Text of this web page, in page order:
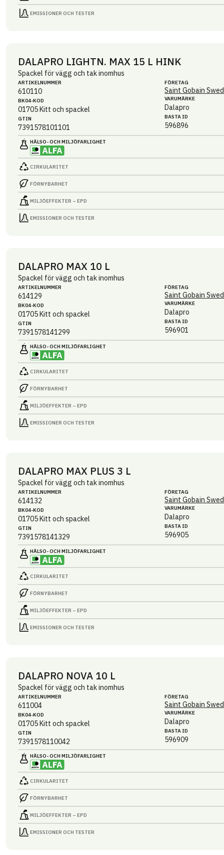
EMISSIONER OCH TESTER
DALAPRO LIGHTN. MAX 15 L HINK
Spackel för vägg och tak inomhus
ARTIKEL­NUMMER
610110
BK04-KOD
01705Kitt och spackel
GTIN
7391578101101
FÖRETAG
Saint Gobain
VARUMÄRKE
Dalapro
BASTA ID
596896
HÄLSO- OCH MILJÖ­FARLIGHET
CIRKULARITET
FÖRNYBARHET
MILJÖEFFEKTER – EPD
EMISSIONER OCH TESTER
DALAPRO MAX 10 L
Spackel för vägg och tak inomhus
ARTIKEL­NUMMER
614129
BK04-KOD
01705Kitt och spackel
GTIN
7391578141299
FÖRETAG
Saint Gobain
VARUMÄRKE
Dalapro
BASTA ID
596901
HÄLSO- OCH MILJÖ­FARLIGHET
CIRKULARITET
FÖRNYBARHET
MILJÖEFFEKTER – EPD
EMISSIONER OCH TESTER
DALAPRO MAX PLUS 3 L
Spackel för vägg och tak inomhus
ARTIKEL­NUMMER
614132
BK04-KOD
01705Kitt och spackel
GTIN
7391578141329
FÖRETAG
Saint Gobain
VARUMÄRKE
Dalapro
BASTA ID
596905
HÄLSO- OCH MILJÖ­FARLIGHET
CIRKULARITET
FÖRNYBARHET
MILJÖEFFEKTER – EPD
EMISSIONER OCH TESTER
DALAPRO NOVA 10 L
Spackel för vägg och tak inomhus
ARTIKEL­NUMMER
611004
BK04-KOD
01705Kitt och spackel
GTIN
7391578110042
FÖRETAG
Saint Gobain
VARUMÄRKE
Dalapro
BASTA ID
596909
HÄLSO- OCH MILJÖ­FARLIGHET
CIRKULARITET
FÖRNYBARHET
MILJÖEFFEKTER – EPD
EMISSIONER OCH TESTER